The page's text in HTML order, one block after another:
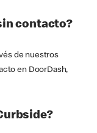
contacto?
de nuestros
en DoorDash,